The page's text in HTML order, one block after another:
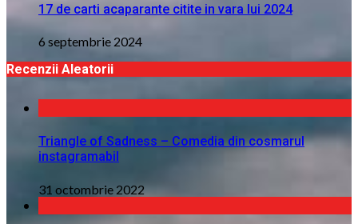
17 de carti acaparante citite in vara lui 2024
6 septembrie 2024
Recenzii Aleatorii
Triangle of Sadness – Comedia din cosmarul
instagramabil
31 octombrie 2022